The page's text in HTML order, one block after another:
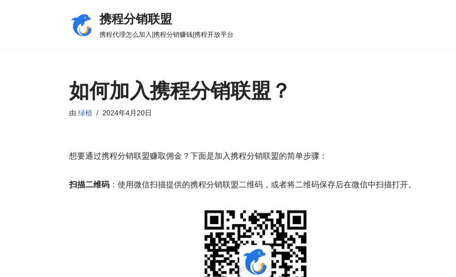
携程分销联盟
携程代理怎么加入|携程分销赚钱|携程开放平台
如何加入携程分销联盟？
由 绿植 2024年4月20日
想要通过携程分销联盟赚取佣金？下面是加入携程分销联盟的简单步骤：
扫描二维码 ：使用微信扫描提供的携程分销联盟二维码，或者将二维码保存后在微信中扫描打开。